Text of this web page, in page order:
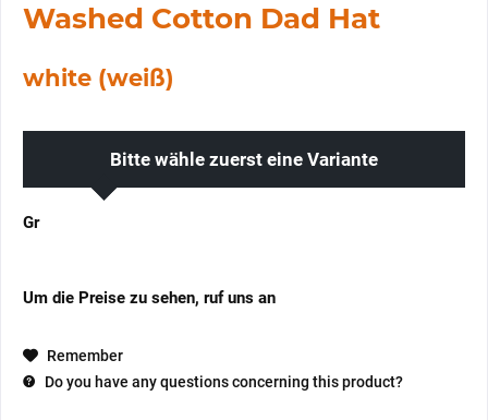
Washed Cotton Dad Hat
white (weiß)
Bitte wähle zuerst eine Variante
Gr
Um die Preise zu sehen, ruf uns an
Remember
Do you have any questions concerning this product?